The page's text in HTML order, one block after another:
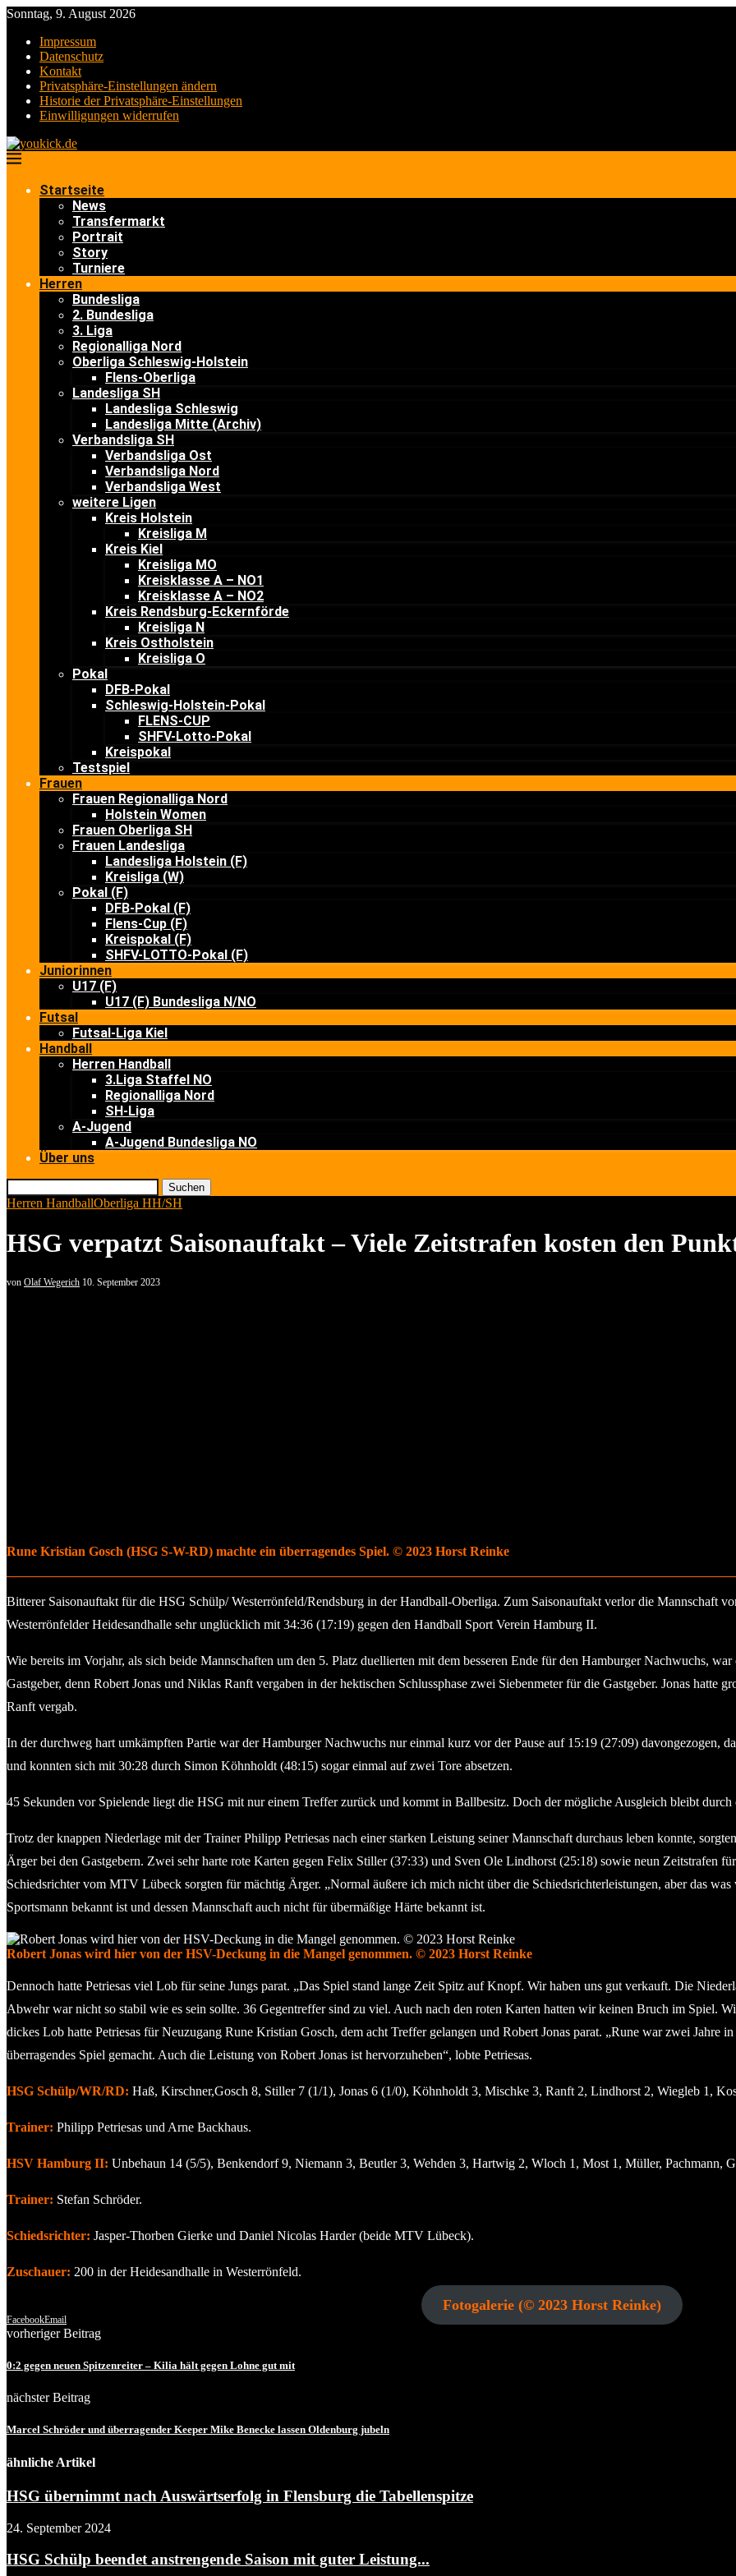
Sonntag, 9. August 2026
Impressum
Datenschutz
Kontakt
Privatsphäre-Einstellungen ändern
Historie der Privatsphäre-Einstellungen
Einwilligungen widerrufen
Startseite
News
Transfermarkt
Portrait
Story
Turniere
Herren
Bundesliga
2. Bundesliga
3. Liga
Regionalliga Nord
Oberliga Schleswig-Holstein
Flens-Oberliga
Landesliga SH
Landesliga Schleswig
Landesliga Mitte (Archiv)
Verbandsliga SH
Verbandsliga Ost
Verbandsliga Nord
Verbandsliga West
weitere Ligen
Kreis Holstein
Kreisliga M
Kreis Kiel
Kreisliga MO
Kreisklasse A – NO1
Kreisklasse A – NO2
Kreis Rendsburg-Eckernförde
Kreisliga N
Kreis Ostholstein
Kreisliga O
Pokal
DFB-Pokal
Schleswig-Holstein-Pokal
FLENS-CUP
SHFV-Lotto-Pokal
Kreispokal
Testspiel
Frauen
Frauen Regionalliga Nord
Holstein Women
Frauen Oberliga SH
Frauen Landesliga
Landesliga Holstein (F)
Kreisliga (W)
Pokal (F)
DFB-Pokal (F)
Flens-Cup (F)
Kreispokal (F)
SHFV-LOTTO-Pokal (F)
Juniorinnen
U17 (F)
U17 (F) Bundesliga N/NO
Futsal
Futsal-Liga Kiel
Handball
Herren Handball
3.Liga Staffel NO
Regionalliga Nord
SH-Liga
A-Jugend
A-Jugend Bundesliga NO
Über uns
Suchen
Herren HandballOberliga HH/SH
HSG verpatzt Saisonauftakt – Viele Zeitstrafen kosten den
von Olaf Wegerich 10. September 2023
Rune Kristian Gosch (HSG S-W-RD) machte ein überragendes Spiel. © 2023 Horst Reinke
Bitterer Saisonauftakt für die HSG Schülp/ Westerrönfeld/Rendsburg in der Handball-Oberliga. Zum Saisonauftakt verlor die Mannschaft
Westerrönfelder Heidesandhalle sehr unglücklich mit 34:36 (17:19) gegen den Handball Sport Verein Hamburg II.
Wie bereits im Vorjahr, als sich beide Mannschaften um den 5. Platz duellierten mit dem besseren Ende für den Hamburger Nachwuchs,
Gastgeber, denn Robert Jonas und Niklas Ranft vergaben in der hektischen Schlussphase zwei Siebenmeter für die Gastgeber. Jonas hatte
Ranft vergab.
In der durchweg hart umkämpften Partie war der Hamburger Nachwuchs nur einmal kurz vor der Pause auf 15:19 (27:09) davongezogen,
und konnten sich mit 30:28 durch Simon Köhnholdt (48:15) sogar einmal auf zwei Tore absetzen.
45 Sekunden vor Spielende liegt die HSG mit nur einem Treffer zurück und kommt in Ballbesitz. Doch der mögliche Ausgleich bleibt
Trotz der knappen Niederlage mit der Trainer Philipp Petriesas nach einer starken Leistung seiner Mannschaft durchaus leben konnte,
Ärger bei den Gastgebern. Zwei sehr harte rote Karten gegen Felix Stiller (37:33) und Sven Ole Lindhorst (25:18) sowie neun Zeitstrafen
Schiedsrichter vom MTV Lübeck sorgten für mächtig Ärger. „Normal äußere ich mich nicht über die Schiedsrichterleistungen, aber das
Sportsmann bekannt ist und dessen Mannschaft auch nicht für übermäßige Härte bekannt ist.
Robert Jonas wird hier von der HSV-Deckung in die Mangel genommen. © 2023 Horst Reinke
Dennoch hatte Petriesas viel Lob für seine Jungs parat. „Das Spiel stand lange Zeit Spitz auf Knopf. Wir haben uns gut verkauft. Die
Abwehr war nicht so stabil wie es sein sollte. 36 Gegentreffer sind zu viel. Auch nach den roten Karten hatten wir keinen Bruch im Spiel.
dickes Lob hatte Petriesas für Neuzugang Rune Kristian Gosch, dem acht Treffer gelangen und Robert Jonas parat. „Rune war zwei Jahre
überragendes Spiel gemacht. Auch die Leistung von Robert Jonas ist hervorzuheben“, lobte Petriesas.
HSG Schülp/WR/RD: Haß, Kirschner,Gosch 8, Stiller 7 (1/1), Jonas 6 (1/0), Köhnholdt 3, Mischke 3, Ranft 2, Lindhorst 2, Wiegleb 1,
Trainer: Philipp Petriesas und Arne Backhaus.
HSV Hamburg II: Unbehaun 14 (5/5), Benkendorf 9, Niemann 3, Beutler 3, Wehden 3, Hartwig 2, Wloch 1, Most 1, Müller, Pachmann,
Trainer: Stefan Schröder.
Schiedsrichter: Jasper-Thorben Gierke und Daniel Nicolas Harder (beide MTV Lübeck).
Zuschauer: 200 in der Heidesandhalle in Westerrönfeld.
Fotogalerie (© 2023 Horst Reinke)
FacebookEmail
vorheriger Beitrag
0:2 gegen neuen Spitzenreiter – Kilia hält gegen Lohne gut mit
nächster Beitrag
Marcel Schröder und überragender Keeper Mike Benecke lassen Oldenburg jubeln
ähnliche Artikel
HSG übernimmt nach Auswärtserfolg in Flensburg die Tabellenspitze
24. September 2024
HSG Schülp beendet anstrengende Saison mit guter Leistung...